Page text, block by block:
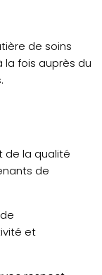
de soins
la fois auprès du
de la qualité
de
et